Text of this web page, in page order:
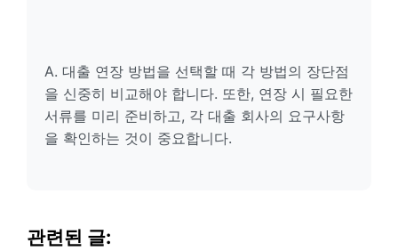
A. 대출 연장 방법을 선택할 때 각 방법의 장단점
을 신중히 비교해야 합니다. 또한, 연장 시 필요한
서류를 미리 준비하고, 각 대출 회사의 요구사항
을 확인하는 것이 중요합니다.
관련된 글: